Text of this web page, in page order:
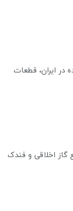
ایران، قطعات
گاز اخلاقی و فندک